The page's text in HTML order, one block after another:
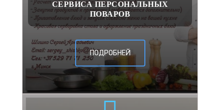
СЕРВИСА ПЕРСОНАЛЬНЫХ
ПОВАРОВ
ПОДРОБНЕЙ